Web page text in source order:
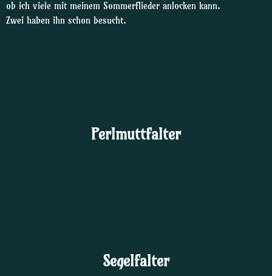
ob ich viele mit meinem Sommerflieder anlocken kann.
Zwei haben ihn schon besucht.
Perlmuttfalter
Segelfalter